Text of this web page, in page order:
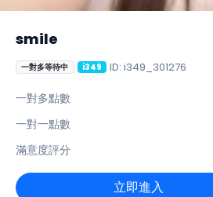
smile
一對多等待中 i349 ID: i349_301276
一對多點數
一對一點數
滿意度評分
立即進入